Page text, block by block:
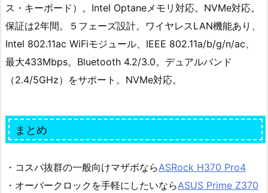
ス・キーボード）。Intel Optaneメモリ対応。NVMe対応。
保証は2年間。５フェーズ設計。ワイヤレスLAN機能あり、
Intel 802.11ac WiFiモジュール、IEEE 802.11a/b/g/n/ac、
最大433Mbps。Bluetooth 4.2/3.0。デュアルバンド
（2.4/5GHz）をサポート。NVMe対応。
まとめ
・コスパ抜群の一般向けマザボならASRock H370 Pro4
・オーバークロックを手軽にしたいならASUS Prime Z370